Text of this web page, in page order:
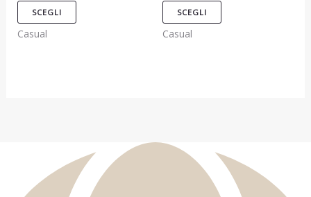
SCEGLI
essere
Casual
SCEGLI
essere
Casual